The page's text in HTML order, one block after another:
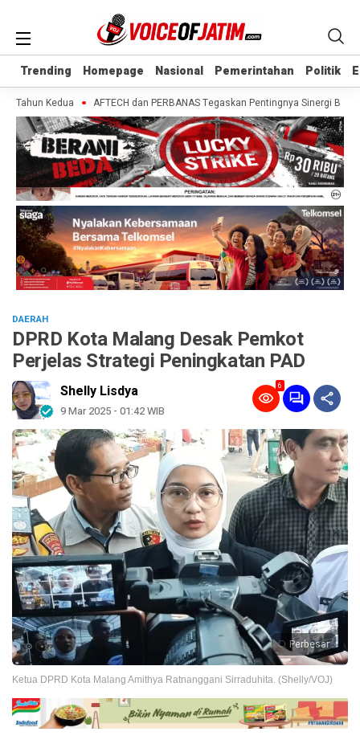
Trending Homepage Nasional Pemerintahan Politik
Trending Homepage Nasional Pemerintahan Politik
Kedua AFTECH dan PERBANAS Tegaskan Pentingnya Sinergi Bank-
DAERAH
DPRD Kota Malang Desak Pemkot
Perjelas Strategi Peningkatan PAD
Shelly Lisdya
9 Mar 2025 - 01:42 WIB
6
Perbesar
Ketua DPRD Kota Malang Amithya Ratnanggani Sirraduhita. (Shelly/VOJ)